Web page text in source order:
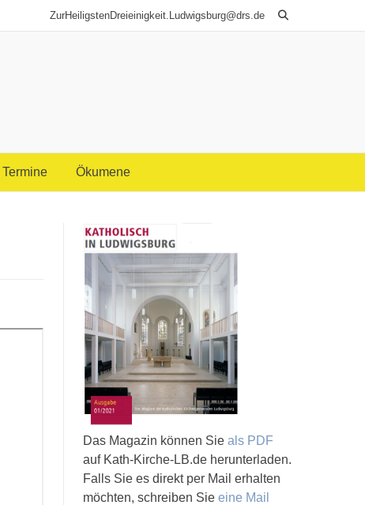
ZurHeiligstenDreieinigkeit.Ludwigsburg@drs.de
Ökumene
Das Magazin können Sie als PDF
auf Kath-Kirche-LB.de herunterladen.
Falls Sie es direkt per Mail erhalten
möchten, schreiben Sie eine Mail